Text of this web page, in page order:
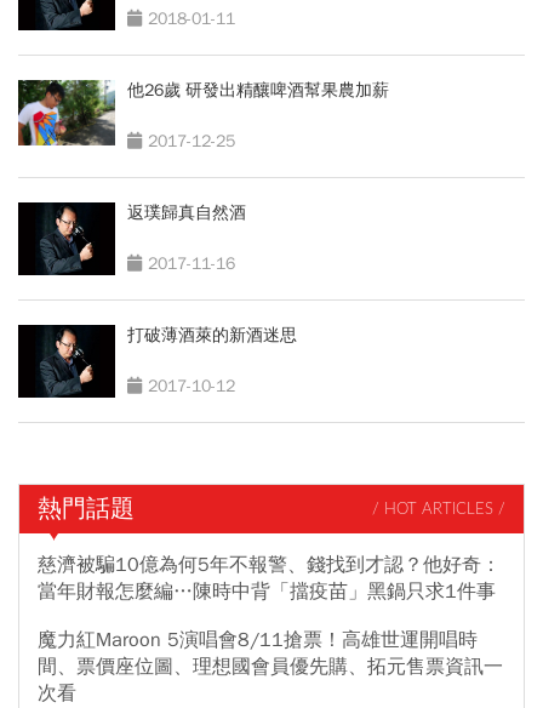
2018-01-11
他26歲 研發出精釀啤酒幫果農加薪
2017-12-25
返璞歸真自然酒
2017-11-16
打破薄酒萊的新酒迷思
2017-10-12
熱門話題 / HOT ARTICLES /
慈濟被騙10億為何5年不報警、錢找到才認？他好奇：
當年財報怎麼編…陳時中背「擋疫苗」黑鍋只求1件事
魔力紅Maroon 5演唱會8/11搶票！高雄世運開唱時
間、票價座位圖、理想國會員優先購、拓元售票資訊一
次看